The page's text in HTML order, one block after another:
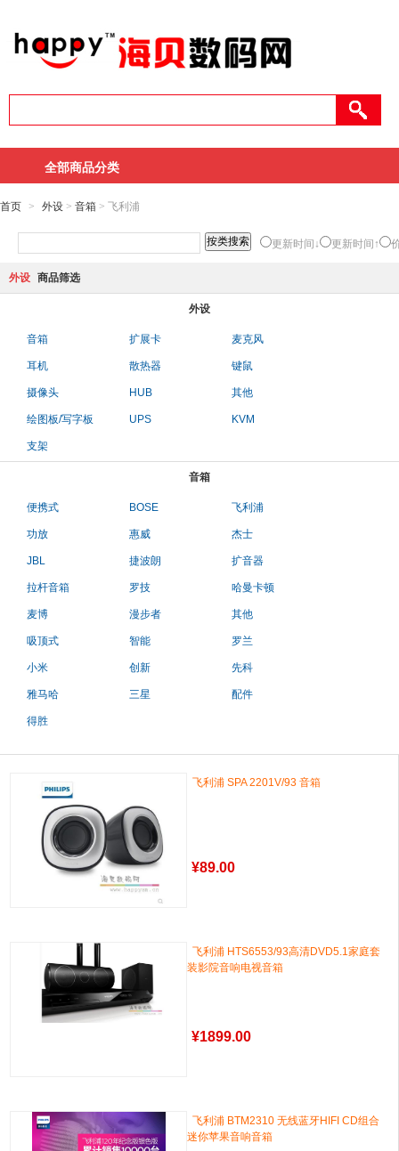
全部商品分类
首页 > 外设 > 音箱 > 飞利浦
更新时间↓ 更新时间↑
外设 商品筛选
外设
音箱 扩展卡 麦克风
耳机 散热器 键鼠
摄像头 HUB 其他
绘图板/写字板 UPS KVM
支架
音箱
便携式 BOSE 飞利浦
功放 惠威 杰士
JBL 捷波朗 扩音器
拉杆音箱 罗技 哈曼卡顿
麦博 漫步者 其他
吸顶式 智能 罗兰
小米 创新 先科
雅马哈 三星 配件
得胜
飞利浦 SPA 2201V/93 音箱
¥89.00
飞利浦 HTS6553/93高清DVD5.1家庭套
装影院音响电视音箱
¥1899.00
飞利浦 BTM2310 无线蓝牙HIFI CD组合
迷你苹果音响音箱